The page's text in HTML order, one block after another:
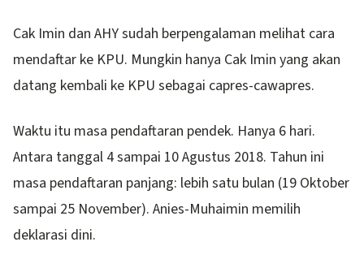
Cak Imin dan AHY sudah berpengalaman melihat cara
mendaftar ke KPU. Mungkin hanya Cak Imin yang akan
datang kembali ke KPU sebagai capres-cawapres.
Waktu itu masa pendaftaran pendek. Hanya 6 hari.
Antara tanggal 4 sampai 10 Agustus 2018. Tahun ini
masa pendaftaran panjang: lebih satu bulan (19 Oktober
sampai 25 November). Anies-Muhaimin memilih
deklarasi dini.